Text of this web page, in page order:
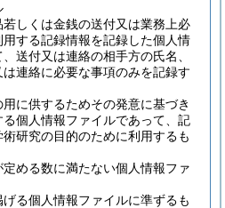
しくは金銭の送付又は業務上必
する記録情報を記録した個人情
送付又は連絡の相手方の氏名、
連絡に必要な事項のみを記録す
に供するためその発意に基づき
個人情報ファイルであって、記
研究の目的のために利用するも
める数に満たない個人情報ファ
げる個人情報ファイルに準ずるも